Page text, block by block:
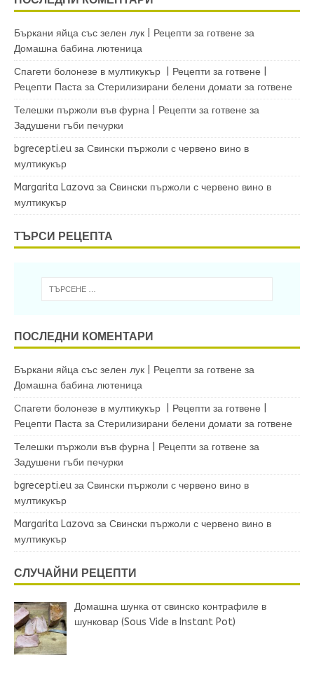
Бъркани яйца със зелен лук | Рецепти за готвене за
Домашна бабина лютеница
Спагети болонезе в мултикукър | Рецепти за готвене |
Рецепти Паста за Стерилизирани белени домати за готвене
Телешки пържоли във фурна | Рецепти за готвене за
Задушени гъби печурки
bgrecepti.eu за Свински пържоли с червено вино в
мултикукър
Margarita Lazova за Свински пържоли с червено вино в
мултикукър
ТЪРСИ РЕЦЕПТА
ПОСЛЕДНИ КОМЕНТАРИ
Бъркани яйца със зелен лук | Рецепти за готвене за
Домашна бабина лютеница
Спагети болонезе в мултикукър | Рецепти за готвене |
Рецепти Паста за Стерилизирани белени домати за готвене
Телешки пържоли във фурна | Рецепти за готвене за
Задушени гъби печурки
bgrecepti.eu за Свински пържоли с червено вино в
мултикукър
Margarita Lazova за Свински пържоли с червено вино в
мултикукър
СЛУЧАЙНИ РЕЦЕПТИ
Домашна шунка от свинско контрафиле в
шунковар (Sous Vide в Instant Pot)